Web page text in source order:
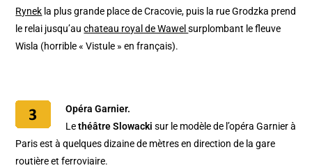
Rynek la plus grande place de Cracovie, puis la rue Grodzka prend
le relai jusqu’auchateau royal de Wawelsurplombant le fleuve
Wisla (horrible « Vistule » en français).
Opéra Garnier.
Lethéâtre Slowacki sur le modèle de l’opéra Garnier à
Paris est à quelques dizaine de mètres en direction de la gare
routière et ferroviaire.